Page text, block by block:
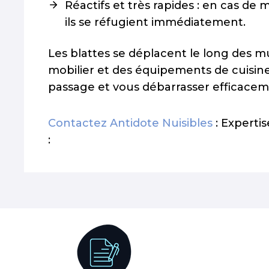
Réactifs et très rapides : en cas
ils se réfugient immédiatement.
Les blattes se déplacent le long des
mobilier et des équipements de
passage et vous débarrasser
Contactez Antidote Nuisibles :
: